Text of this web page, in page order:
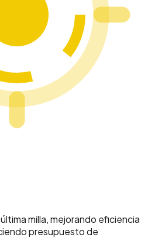
milla, mejorando eficiencia
presupuesto de